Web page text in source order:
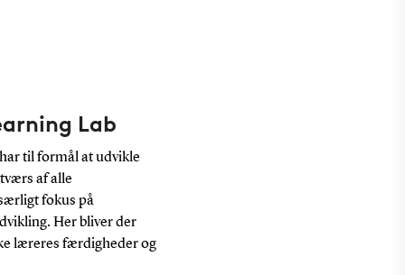
Lab
til formål at udvikle
af alle
fokus på
Her bliver der
læreres færdigheder og